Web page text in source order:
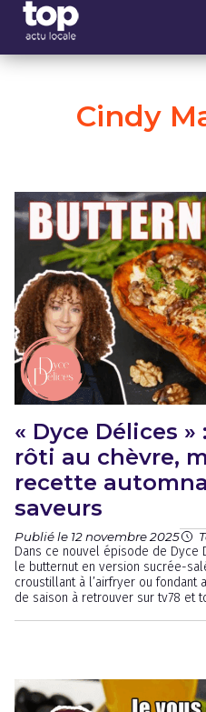
Cindy
« Dyce Délices
rôti au chèvre,
recette
saveurs
Publié le 12 novembre 2025
Dans ce nouvel épisode de Dyce
le butternut en version sucrée-
croustillant à l’airfryer ou fondant
de saison à retrouver sur tv78 et
Panneau de gestion des